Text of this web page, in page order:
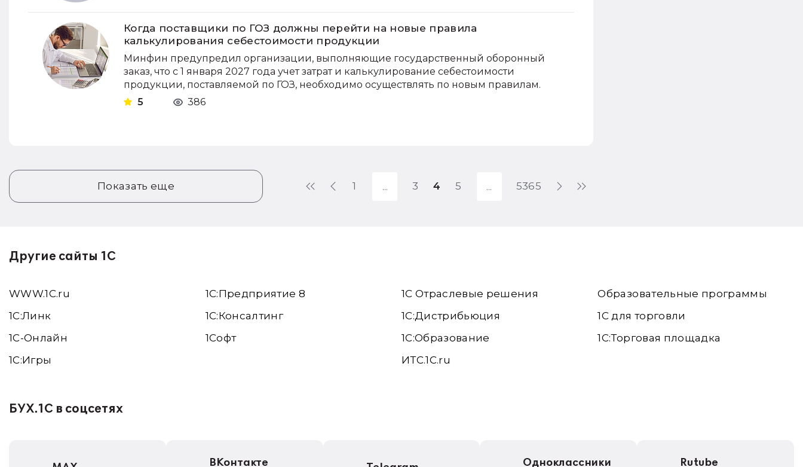
Когда поставщики по ГОЗ должны перейти на новые правила
калькулирования себестоимости продукции
Минфин предупредил организации, выполняющие государственный оборонный
заказ, что с 1 января 2027 года учет затрат и калькулирование себестоимости
продукции, поставляемой по ГОЗ, необходимо осуществлять по новым правилам.
5
386
Показать еще 1 3 4 5 5365
Другие сайты 1С
WWW.1С.ru
1С:Линк
1С-Онлайн
1C:Игры
1С:Предприятие 8
1С:Консалтинг
1Софт
1С Отраслевые решения
1С:Дистрибьюция
1С:Образование
ИТС.1C.ru
Образовательные программы
1С для торговли
1С:Торговая площадка
БУХ.1С в соцсетях
ВКонтакте Одноклассники Rutube